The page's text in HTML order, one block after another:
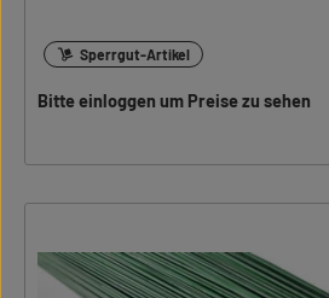
Sperrgut-Artikel
Bitte einloggen um Preise zu sehen